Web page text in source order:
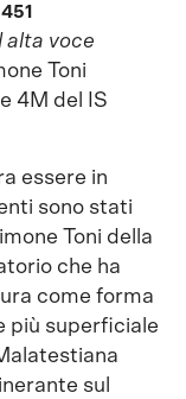
alta voce
Toni
4M del IS
essere in
sono stati
Toni della
che ha
come forma
più superficiale
sul